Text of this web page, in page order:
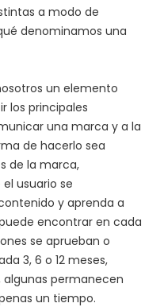
a modo de
denominamos una
un elemento
los principales
una marca y a la
de hacerlo sea
de la marca,
usuario se
y aprenda a
encontrar en cada
se aprueban o
3, 6 o 12 meses,
permanecen
un tiempo.